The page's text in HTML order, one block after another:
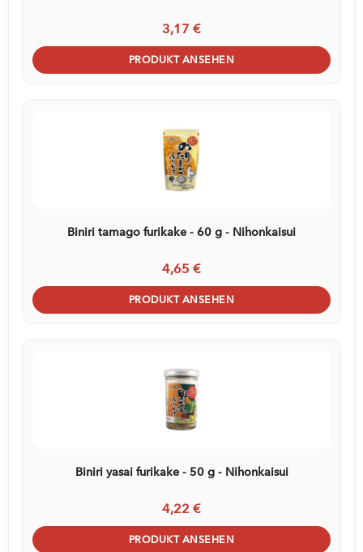
3,17 €
PRODUKT ANSEHEN
Biniri tamago furikake - 60 g - Nihonkaisui
4,65 €
PRODUKT ANSEHEN
Biniri yasai furikake - 50 g - Nihonkaisui
4,22 €
PRODUKT ANSEHEN